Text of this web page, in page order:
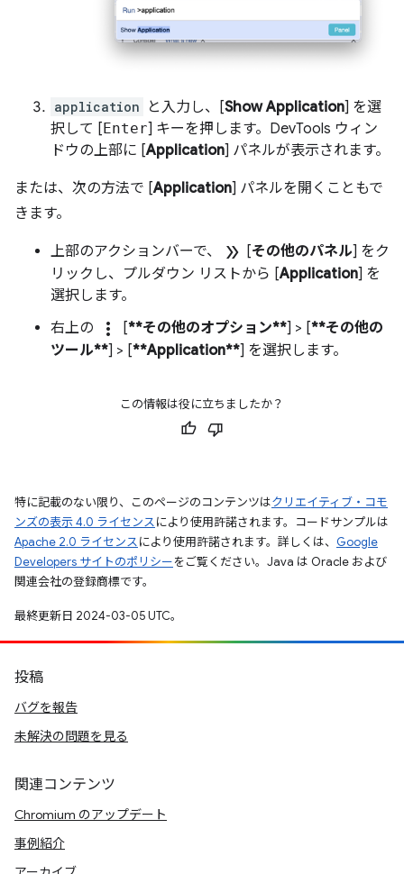
application と入力し、[Show Application] を選
択して [ Enter] キーを押します。DevTools ウィン
ドウの上部に [Application] パネルが表示されます。
または、次の方法で [Application] パネルを開くこともで
きます。
上部のアクションバーで、 double_arrow [その他のパネル] をク
リックし、プルダウン リストから [Application] を
選択します。
右上の
more_vert [**その他のオプション**] > [**その他の
ツール**] > [**Application**] を選択します。
この情報は役に立ちましたか？
特に記載のない限り、このページのコンテンツはクリエイティブ・コモ
ンズの表示 4.0 ライセンスにより使用許諾されます。コードサンプルは
Apache 2.0 ライセンスにより使用許諾されます。詳しくは、 Google
Developers サイトのポリシーをご覧ください。Java は Oracle および
関連会社の登録商標です。
最終更新日 2024-03-05 UTC。
投稿
バグを報告
未解決の問題を見る
関連コンテンツ
Chromium のアップデート
事例紹介